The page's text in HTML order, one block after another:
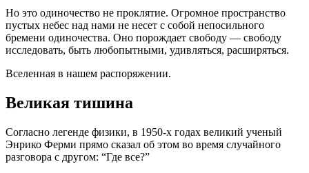
Но это одиночество не проклятие. Огромное пространство
пустых небес над нами не несет с собой непосильного
бремени одиночества. Оно порождает свободу — свободу
исследовать, быть любопытными, удивляться, расширяться.
Вселенная в нашем распоряжении.
Великая тишина
Согласно легенде физики, в 1950-х годах великий ученый
Энрико Ферми прямо сказал об этом во время случайного
разговора с другом: “Где все?”